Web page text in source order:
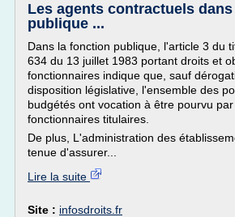
Les agents contractuels
publique ...
Dans la fonction publique, l'article 3 du
634 du 13 juillet 1983 portant droits et
fonctionnaires indique que, sauf
disposition législative, l'ensemble des
budgétés ont vocation à être pourvu
fonctionnaires titulaires.
De plus, L'administration des
tenue d'assurer...
Lire la suite
Site : infosdroits.fr